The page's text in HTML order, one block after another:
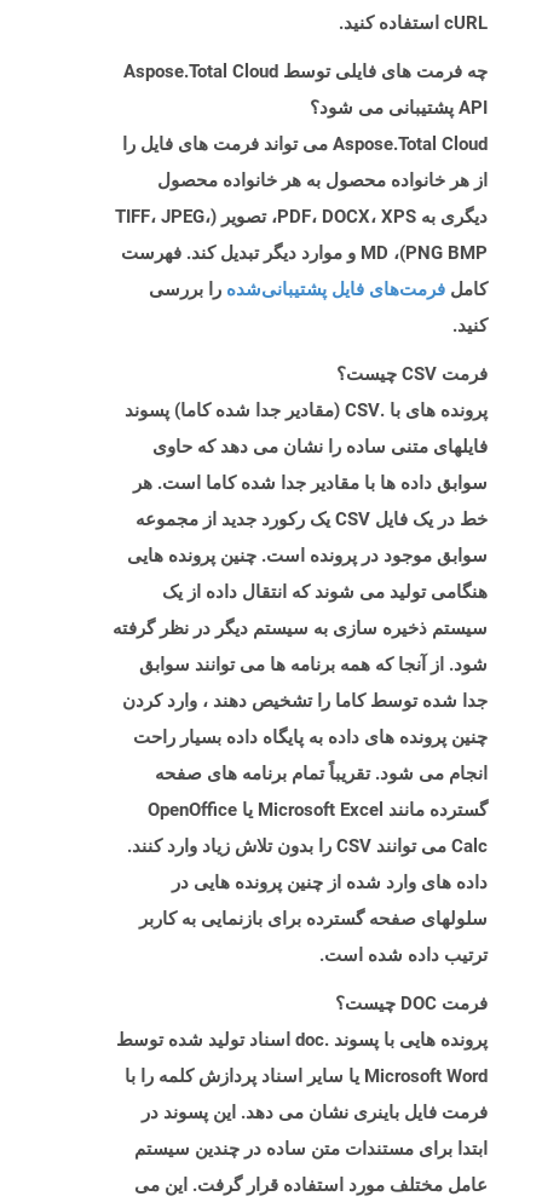
cURL استفاده کنید.
چه فرمت های فایلی توسط Aspose.Total Cloud
API پشتیبانی می شود؟
Aspose.Total Cloud می تواند فرمت های فایل را
از هر خانواده محصول به هر خانواده محصول
دیگری به PDF، DOCX، XPS، تصویر (TIFF، JPEG،
PNG BMP)، MD و موارد دیگر تبدیل کند. فهرست
کامل فرمت‌های فایل پشتیبانی‌شده را بررسی
کنید.
فرمت CSV چیست؟
پرونده های با .CSV (مقادیر جدا شده کاما) پسوند
فایلهای متنی ساده را نشان می دهد که حاوی
سوابق داده ها با مقادیر جدا شده کاما است. هر
خط در یک فایل CSV یک رکورد جدید از مجموعه
سوابق موجود در پرونده است. چنین پرونده هایی
هنگامی تولید می شوند که انتقال داده از یک
سیستم ذخیره سازی به سیستم دیگر در نظر گرفته
شود. از آنجا که همه برنامه ها می توانند سوابق
جدا شده توسط کاما را تشخیص دهند ، وارد کردن
چنین پرونده های داده به پایگاه داده بسیار راحت
انجام می شود. تقریباً تمام برنامه های صفحه
گسترده مانند Microsoft Excel یا OpenOffice
Calc می توانند CSV را بدون تلاش زیاد وارد کنند.
داده های وارد شده از چنین پرونده هایی در
سلولهای صفحه گسترده برای بازنمایی به کاربر
ترتیب داده شده است.
فرمت DOC چیست؟
پرونده هایی با پسوند .doc اسناد تولید شده توسط
Microsoft Word یا سایر اسناد پردازش کلمه را با
فرمت فایل باینری نشان می دهد. این پسوند در
ابتدا برای مستندات متن ساده در چندین سیستم
عامل مختلف مورد استفاده قرار گرفت. این می